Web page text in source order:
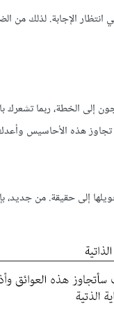
انتظار الإجابة. لذلك
الخطة، ربما تشعرك
هذه الأحاسيس
إلى حقيقة. من جديد،